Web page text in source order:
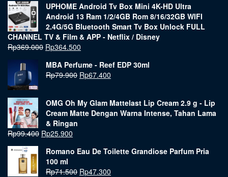
UPHOME Android Tv Box Mini 4K-HD Ultra
Android 13 Ram 1/2/4GB Rom 8/16/32GB WIFI
2.4G/5G Bluetooth Smart Tv Box Unlock FULL
CHANNEL TV & Film & APP - Netflix / Disney
Rp369.000 Rp364.500
MBA Perfume - Reef EDP 30ml
Rp79.900 Rp67.400
OMG Oh My Glam Mattelast Lip Cream 2.9 g - Lip
Cream Matte Dengan Warna Intense, Tahan Lama
& Ringan
Rp99.400 Rp25.900
Romano Eau De Toilette Grandiose Parfum Pria
100 ml
Rp71.500 Rp47.300